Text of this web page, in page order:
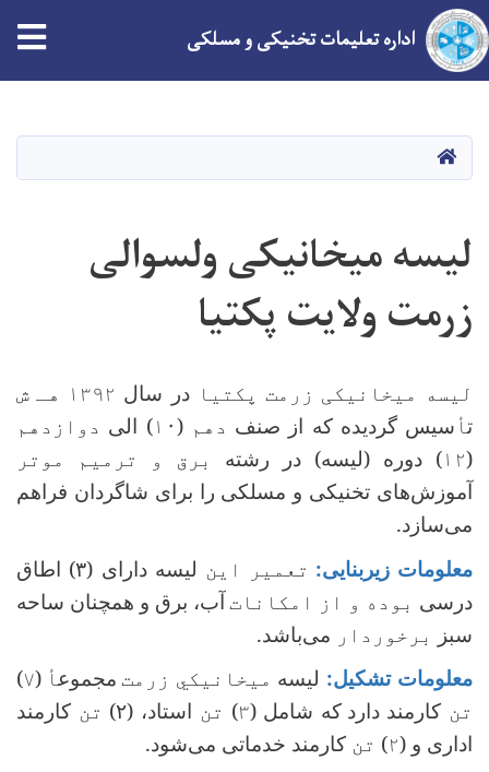
content
اداره تعلیمات تخنیکی و مسلکی
HOME
لیسه میخانیکی ولسوالی
زرمت ولایت پکتیا
لیسه میخانیکی زرمت پکتیادر سال ۱۳۹۲ هـ ش
تأ سیس گردیده که از صنف دهم (۱۰) الی دوازدهم
(۱۲
) دوره (لیسه) در رشته
برق و ترمیم موتر
آموزش‌های تخنیکی و مسلکی را برای شاگردان فراهم‌
می‌سازد.
معلومات زیربنایی: تعمیر این
لیسه دارای (۳) اطاق
درسی بوده و از امکاناتآب، برق و همچنان ساحه
سبز برخوردار می‌باشد.
معلومات تشکیل: لیسه میخانیکي زرمت مجموعأ (۷)
تن کارمند دارد که شامل (۳) تن استاد، (۲) تن کارمند
اداری و (۲) تن کارمند خدماتی می‌شود.